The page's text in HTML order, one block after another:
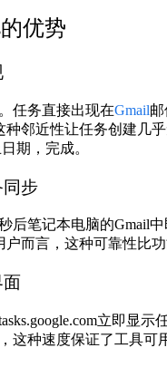
的优势
任务直接出现在Gmail
种邻近性让任务创建几
期，完成。
同步
后笔记本电脑的Gmail
户而言，这种可靠性比
立即显示
这种速度保证了工具可